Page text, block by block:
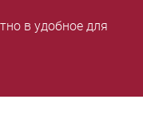
в удобное для